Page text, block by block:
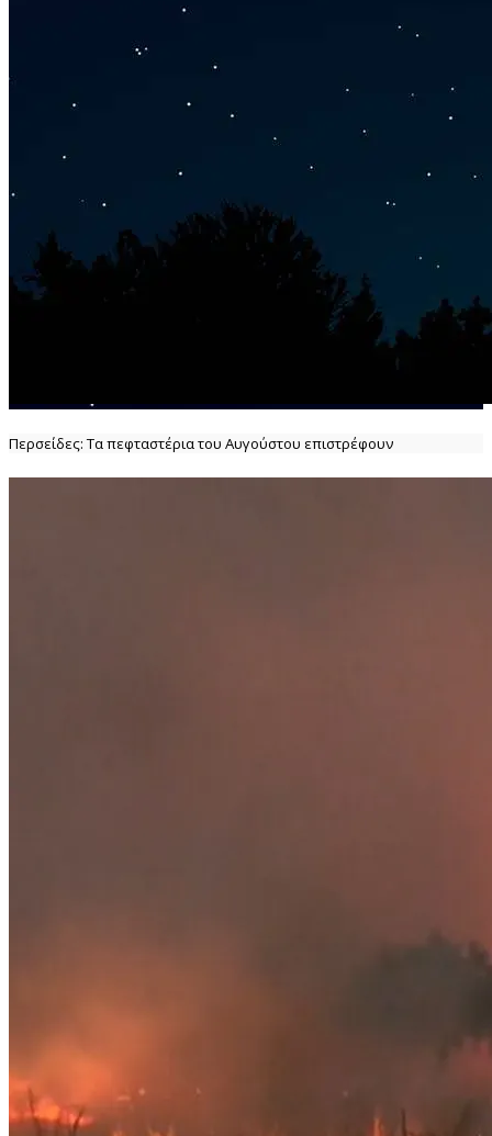
Περσείδες: Τα πεφταστέρια του Αυγούστου επιστρέφουν